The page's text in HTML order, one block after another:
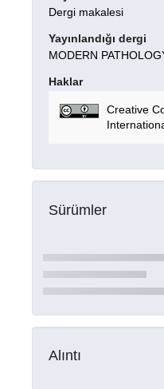
Dergi makalesi
Yayınlandığı dergi
MODERN
Haklar
Creative
Sürümler
Alıntı